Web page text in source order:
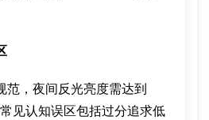
范，夜间反光亮度需达到
见认知误区包括过分追求低